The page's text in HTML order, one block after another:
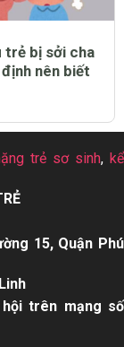
trẻ bị sởi cha
nên biết
trẻ sơ sinh, kể
15, Quận Phú
trên mạng số